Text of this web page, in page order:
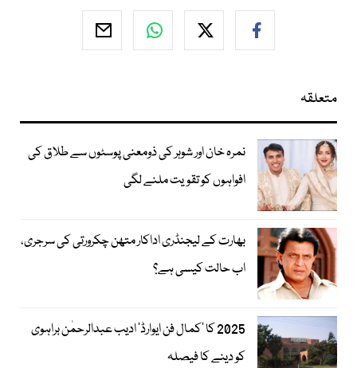
متعلقہ
نمرہ خان اور شوہر کی ذومعنی پوسٹوں سے طلاق کی
افواہوں کو تقویت ملنے لگی
بھارت کے لیجنڈری اداکار متھن چکرورتی کی سرجری،
اب حالت کیسی ہے؟
2025 کا ’کمال فن ایوارڈ‘ ادیب عبدالرحمٰن براہوی
کو دینے کا فیصلہ